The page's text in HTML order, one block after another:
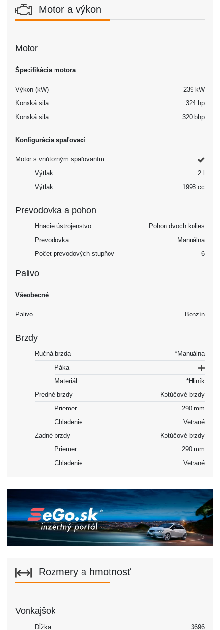
Motor a výkon
Motor
Špecifikácia motora
Výkon (kW)
239 kW
Konská sila
324 hp
Konská sila
320 bhp
Konfigurácia spaľovací
Motor s vnútorným spaľovaním
Výtlak
2 l
Výtlak
1998 cc
Prevodovka a pohon
Hnacie ústrojenstvo
Pohon dvoch kolies
Prevodovka
Manuálna
Počet prevodových stupňov
6
Palivo
Všeobecné
Palivo Benzín
Brzdy
Ručná brzda
*Manuálna
Páka
Materiál
*Hliník
Predné brzdy
Kotúčové brzdy
Priemer
290 mm
Chladenie
Vetrané
Zadné brzdy
Kotúčové brzdy
Priemer
290 mm
Chladenie
Vetrané
Rozmery a hmotnosť
Vonkajšok
Dĺžka 3696